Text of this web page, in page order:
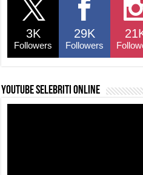
3K
Followers
29K
Followers
YouTube selebriti online